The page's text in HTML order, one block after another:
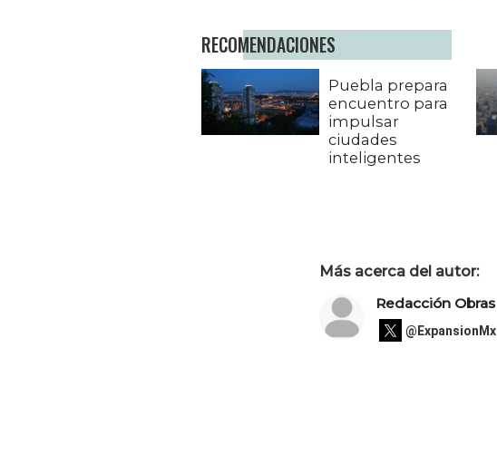
RECOMENDACIONES
Puebla prepara
encuentro para
impulsar
ciudades
inteligentes
Más acerca del autor:
Redacción Obras
@ExpansionMx